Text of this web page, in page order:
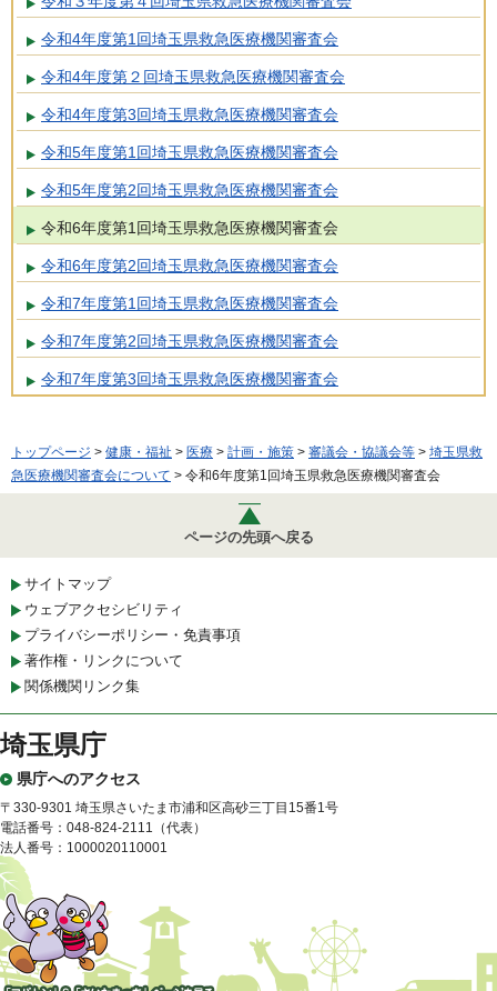
令和4年度第1回埼玉県救急医療機関審査会
令和4年度第２回埼玉県救急医療機関審査会
令和4年度第3回埼玉県救急医療機関審査会
令和5年度第1回埼玉県救急医療機関審査会
令和5年度第2回埼玉県救急医療機関審査会
令和6年度第1回埼玉県救急医療機関審査会
令和6年度第2回埼玉県救急医療機関審査会
令和7年度第1回埼玉県救急医療機関審査会
令和7年度第2回埼玉県救急医療機関審査会
令和7年度第3回埼玉県救急医療機関審査会
トップページ > 健康・福祉 > 医療 > 計画・施策 > 審議会・協議会等 > 埼玉県救
急医療機関審査会について > 令和6年度第1回埼玉県救急医療機関審査会
ページの先頭へ戻る
サイトマップ
ウェブアクセシビリティ
プライバシーポリシー・免責事項
著作権・リンクについて
関係機関リンク集
埼玉県庁
県庁へのアクセス
〒330-9301 埼玉県さいたま市浦和区高砂三丁目15番1号
電話番号：048-824-2111（代表）
法人番号：1000020110001